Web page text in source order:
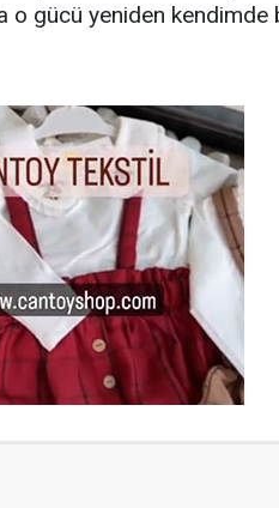
o gücü yeniden kendimde